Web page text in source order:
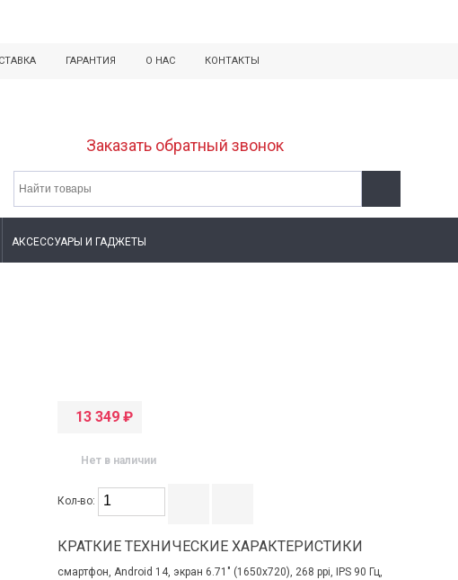
ГАРАНТИЯ О НАС КОНТАКТЫ
Заказать обратный звонок
АКСЕССУАРЫ И ГАДЖЕТЫ
13 349 ₽
Нет в наличии
Кол-во:
КРАТКИЕ ТЕХНИЧЕСКИЕ ХАРАКТЕРИСТИКИ
смартфон, Android 14, экран 6.71" (1650x720), 268 ppi, IPS 90 Гц,